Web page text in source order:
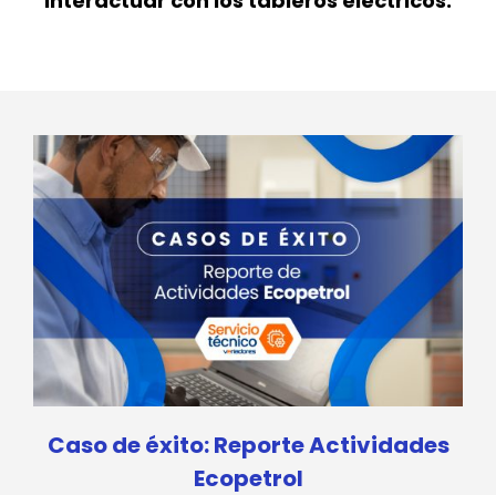
Caso de éxito: Reporte Actividades
Ecopetrol